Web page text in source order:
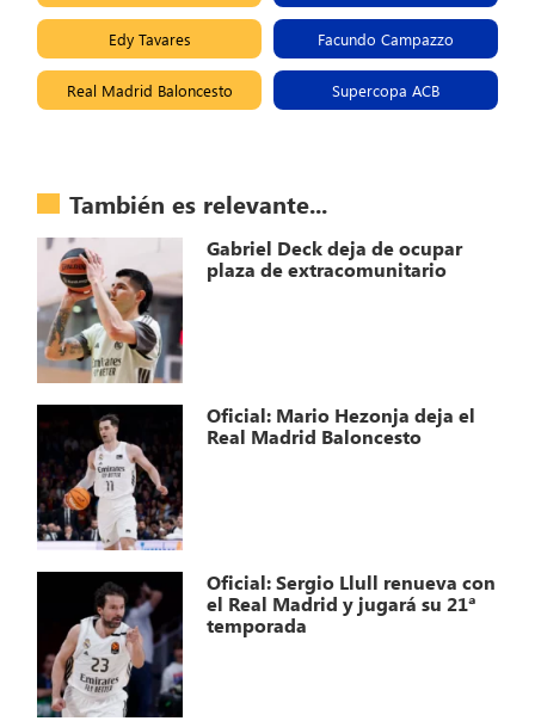
Edy Tavares Facundo Campazzo
Real Madrid Baloncesto Supercopa ACB
También es relevante...
Gabriel Deck deja de ocupar
plaza de extracomunitario
Oficial: Mario Hezonja deja el
Real Madrid Baloncesto
Oficial: Sergio Llull renueva con
el Real Madrid y jugará su 21ª
temporada